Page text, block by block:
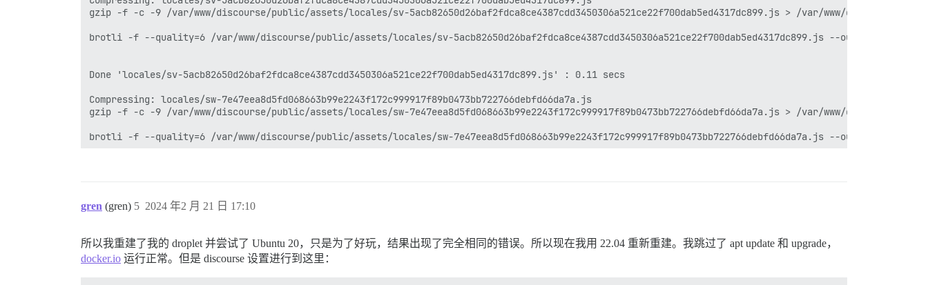
gren (gren) 2024 年2 月 21 日 17:10
5
所以我重建了我的 droplet 并尝试了 Ubuntu 20，只是为了好玩，结果出现了完全相同的错误。所以现在我用 22.04 重新重建。我跳过了 apt update 和 upgrade，
docker.io 运行正常。但是 discourse 设置进行到这里：